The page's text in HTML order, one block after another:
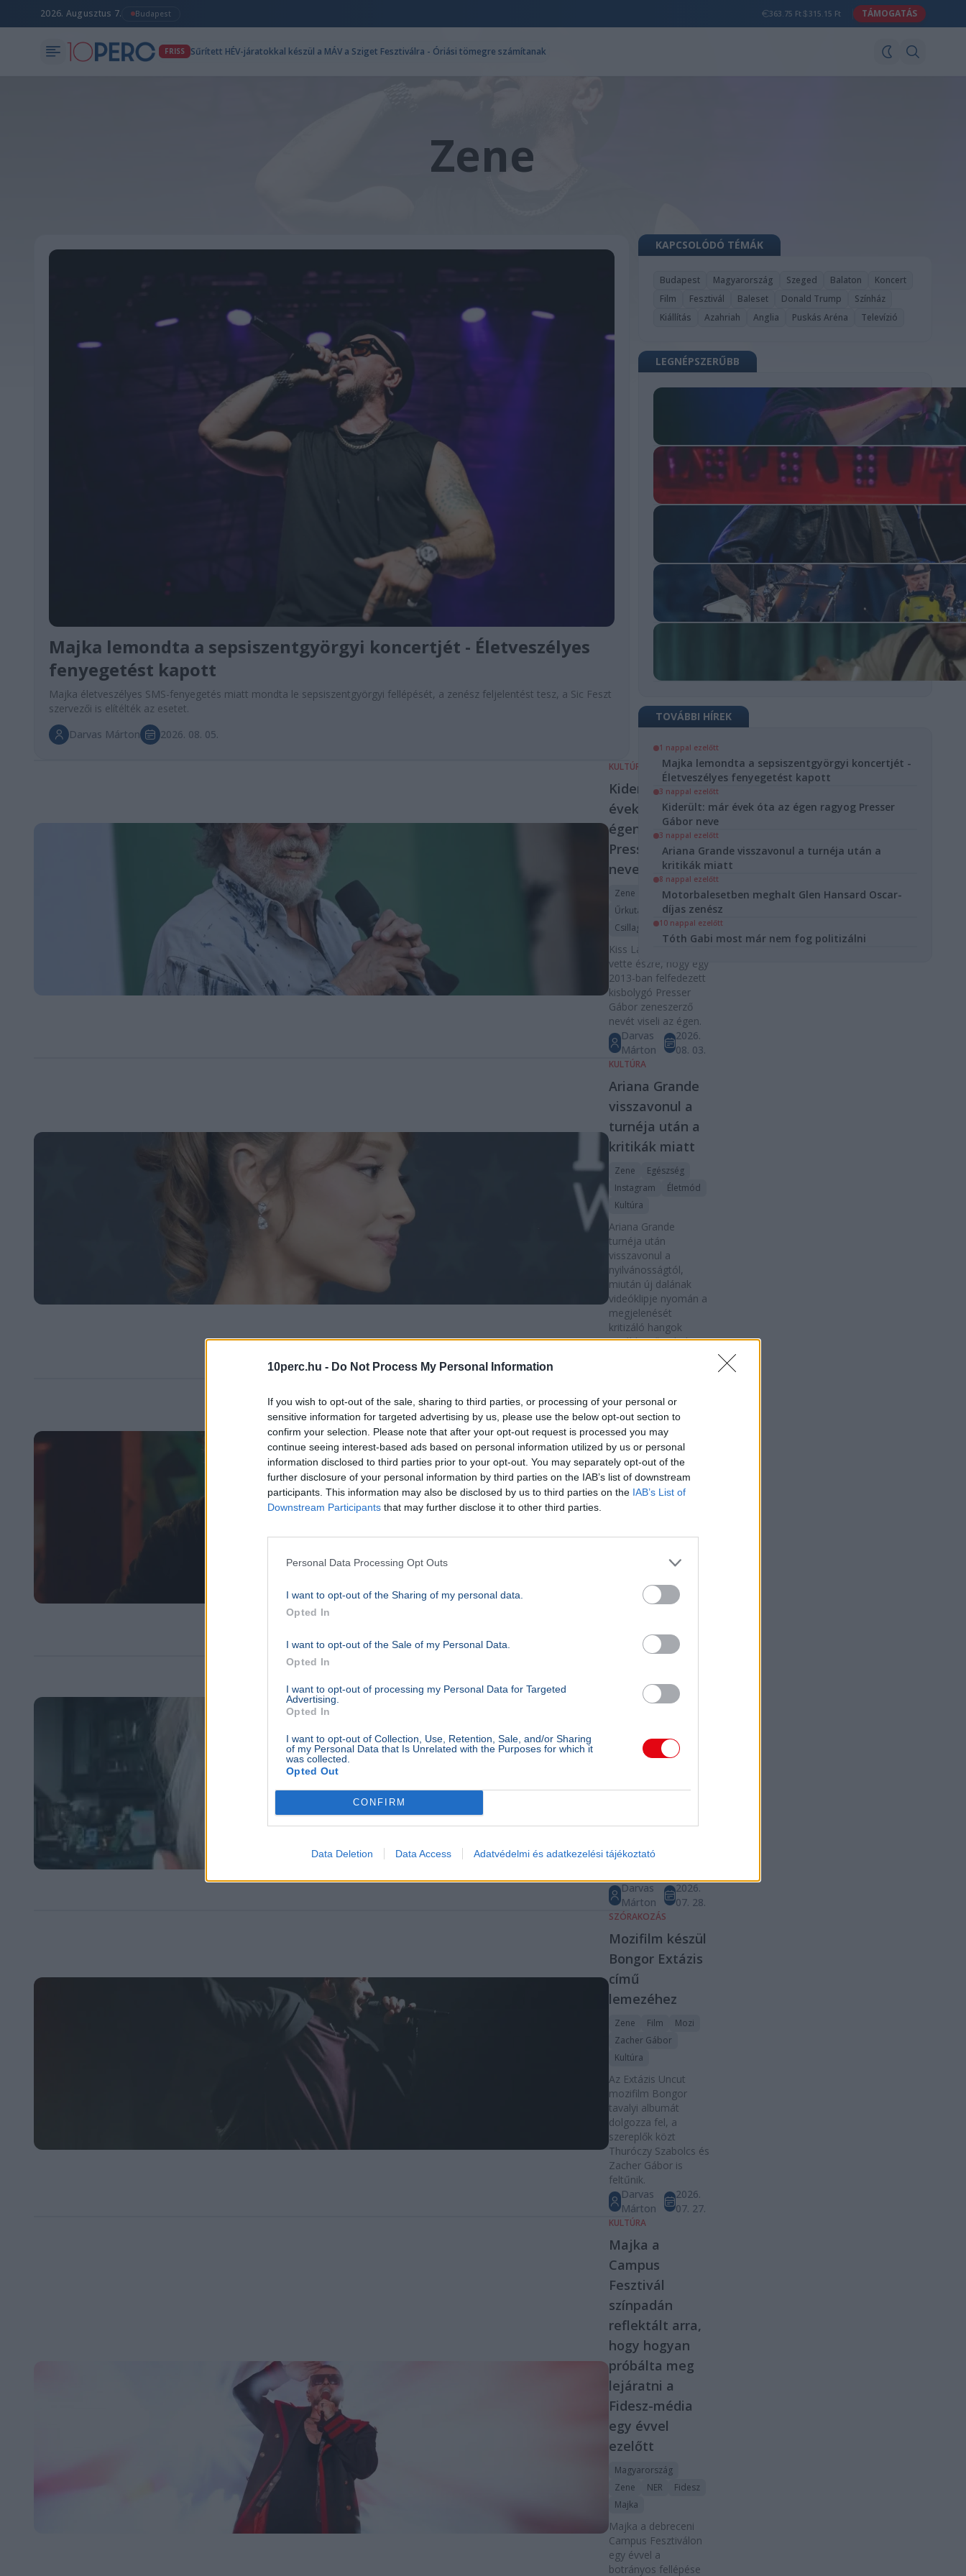
10perc.hu - Do Not Process My Personal Information
If you wish to opt-out of the sale, sharing to third parties, or processing of your personal or
sensitive information for targeted advertising by us, please use the below opt-out section to
confirm your selection. Please note that after your opt-out request is processed you may
continue seeing interest-based ads based on personal information utilized by us or personal
information disclosed to third parties prior to your opt-out. You may separately opt-out of the
further disclosure of your personal information by third parties on the IAB’s list of downstream
participants. This information may also be disclosed by us to third parties on the IAB’s List of
Downstream Participants that may further disclose it to other third parties.
Personal Data Processing Opt Outs
I want to opt-out of the Sharing of my personal data.
Opted In
I want to opt-out of the Sale of my Personal Data.
Opted In
I want to opt-out of processing my Personal Data for Targeted
Advertising.
Opted In
I want to opt-out of Collection, Use, Retention, Sale, and/or Sharing
of my Personal Data that Is Unrelated with the Purposes for which it
was collected.
Opted Out
CONFIRM
Data Deletion Data Access Adatvédelmi és adatkezelési tájékoztató
2026. Augusztus 7. Budapest 363.75 Ft 315.15 Ft TÁMOGATÁS
FRISS Sűrített HÉV-járatokkal készül a MÁV a Sziget Fesztiválra - Óriási tömegre számítanak
Zene
Majka lemondta a sepsiszentgyörgyi koncertjét - Életveszélyes
fenyegetést kapott
Majka életveszélyes SMS-fenyegetés miatt mondta le sepsiszentgyörgyi fellépését, a zenész feljelentést tesz, a Sic Feszt
szervezői is elítélték az esetet.
Darvas Márton
2026. 08. 05.
KULTÚRA
Kiderült: már
évek óta az
égen ragyog
Presser Gábor
neve
Zene
Tudomány
Űrkutatás
Csillagászat
Kultúra
Kiss László csillagász
vette észre, hogy egy
2013-ban felfedezett
kisbolygó Presser
Gábor zeneszerző
nevét viseli az égen.
Darvas
Márton
2026.
08. 03.
KULTÚRA
Ariana Grande
visszavonul a
turnéja után a
kritikák miatt
Zene
Egészség
Instagram
Életmód
Kultúra
Ariana Grande
turnéja után
visszavonul a
nyilvánosságtól,
miután új dalának
videóklipje nyomán a
megjelenését
kritizáló hangok
tovább erősödtek.
Motorbalesetben
meghalt Glen
Hansard Oscar-
díjas zenész
Zene
Baleset
motorbalesetben
Hansard Oscar-díjas ír
zenész, a Falling Slowly
Darvas
Márton
Tóth Gabi most
már nem fog
Politika
Tóth Gabi Instagram-
kiábrándult a
hagyja többé, hogy
Darvas
Márton
2026.
07. 28.
SZÓRAKOZÁS
Mozifilm készül
Bongor Extázis
című
lemezéhez
Zene Film
Mozi
Zacher Gábor
Kultúra
Az Extázis Uncut
mozifilm Bongor
tavalyi albumát
dolgozza fel, a
szereplők közt
Thuróczy Szabolcs és
Zacher Gábor is
feltűnik.
Darvas
Márton
2026.
07. 27.
KULTÚRA
Majka a
Campus
Fesztivál
színpadán
reflektált arra,
hogy hogyan
próbálta meg
lejáratni a
Fidesz-média
egy évvel
ezelőtt
Magyarország
Zene
NER
Fidesz
Majka
Majka a debreceni
Campus Fesztiválon
egy évvel a
botrányos fellépése
KAPCSOLÓDÓ TÉMÁK
Budapest Magyarország Szeged Balaton
Koncert
Film
Fesztivál Baleset Donald Trump
Színház
Kiállítás
Azahriah Anglia Puskás Aréna Televízió
LEGNÉPSZERŰBB
TOVÁBBI HÍREK
1 nappal ezelőtt
Majka lemondta a sepsiszentgyörgyi koncertjét -
Életveszélyes fenyegetést kapott
3 nappal ezelőtt
Kiderült: már évek óta az égen ragyog Presser
Gábor neve
3 nappal ezelőtt
Ariana Grande visszavonul a turnéja után a
kritikák miatt
8 nappal ezelőtt
Motorbalesetben meghalt Glen Hansard Oscar-
díjas zenész
10 nappal ezelőtt
Tóth Gabi most már nem fog politizálni